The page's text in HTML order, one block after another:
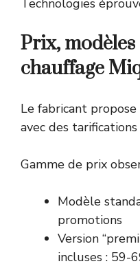
Technologies
Prix,
chauffage
Le fabricant
avec des
Gamme de prix
Modèle
promotions
Version
incluses : 59-